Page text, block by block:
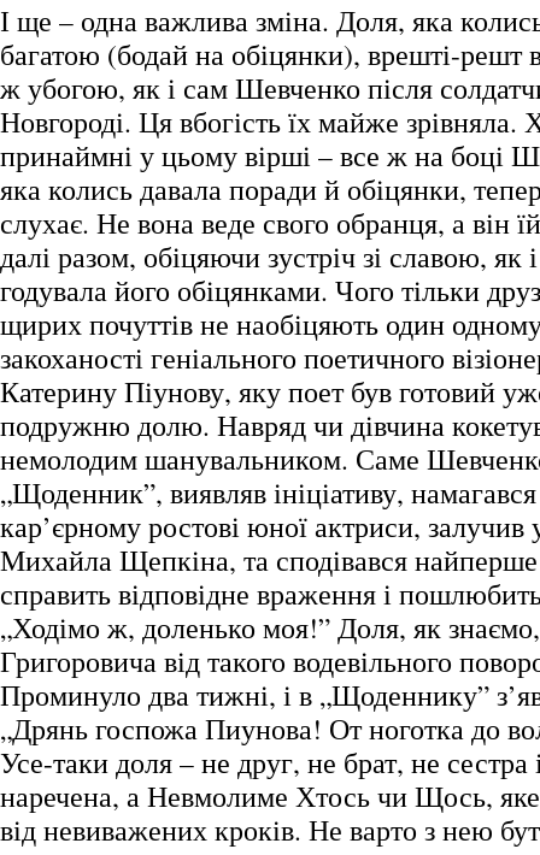
І ще – одна важлива зміна. Доля, яка
багатою (бодай на обіцянки), врешті-решт
ж убогою, як і сам Шевченко після
Новгороді. Ця вбогість їх майже зрівняла.
принаймні у цьому вірші – все ж на боці
яка колись давала поради й обіцянки,
слухає. Не вона веде свого обранця, а він
далі разом, обіцяючи зустріч зі славою, як
годувала його обіцянками. Чого тільки
щирих почуттів не наобіцяють один
закоханості геніального поетичного
Катерину Піунову, яку поет був готовий
подружню долю. Навряд чи дівчина
немолодим шанувальником. Саме
„Щоденник”, виявляв ініціативу,
кар’єрному ростові юної актриси,
Михайла Щепкіна, та сподівався
справить відповідне враження і
„Ходімо ж, доленько моя!” Доля, як
Григоровича від такого водевільного
Проминуло два тижні, і в „Щоденнику”
„Дрянь госпожа Пиунова! От ноготка до
Усе-таки доля – не друг, не брат, не сестра
наречена, а Невмолиме Хтось чи Щось,
від невиважених кроків. Не варто з нею